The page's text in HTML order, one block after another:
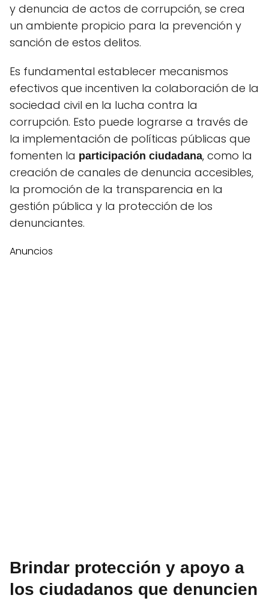
y denuncia de actos de corrupción, se crea
un ambiente propicio para la prevención y
sanción de estos delitos.
Es fundamental establecer mecanismos
efectivos que incentiven la colaboración de la
sociedad civil en la lucha contra la
corrupción. Esto puede lograrse a través de
la implementación de políticas públicas que
fomenten la participación ciudadana, como la
creación de canales de denuncia accesibles,
la promoción de la transparencia en la
gestión pública y la protección de los
denunciantes.
Anuncios
Brindar protección y apoyo a
los ciudadanos que denuncien